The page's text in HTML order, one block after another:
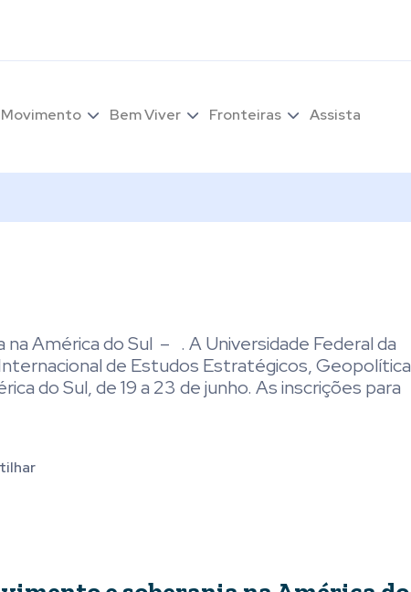
Bem Viver Fronteiras Assista
América do Sul – . A Universidade Federal da
de Estudos Estratégicos, Geopolítica
do Sul, de 19 a 23 de junho. As inscrições para